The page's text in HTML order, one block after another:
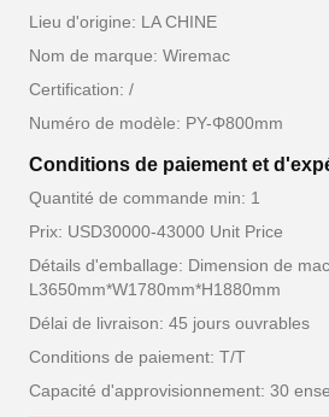
Lieu d'origine: LA CHINE
Nom de marque: Wiremac
Certification: /
Numéro de modèle: PY-Φ800mm
Conditions de paiement et
Quantité de commande min: 1
Prix: USD30000-43000 Unit Price
Détails d'emballage: Dimension de
L3650mm*W1780mm*H1880mm
Délai de livraison: 45 jours ouvrables
Conditions de paiement: T/T
Capacité d'approvisionnement: 30